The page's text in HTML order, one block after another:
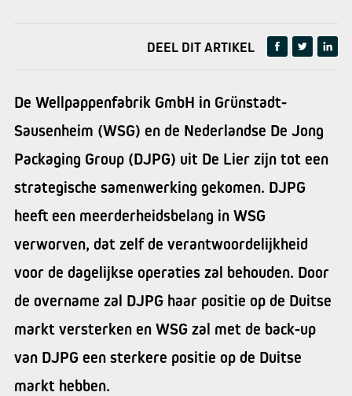
DEEL DIT ARTIKEL
De Wellpappenfabrik GmbH in Grünstadt-
Sausenheim (WSG) en de Nederlandse De Jong
Packaging Group (DJPG) uit De Lier zijn tot een
strategische samenwerking gekomen. DJPG
heeft een meerderheidsbelang in WSG
verworven, dat zelf de verantwoordelijkheid
voor de dagelijkse operaties zal behouden. Door
de overname zal DJPG haar positie op de Duitse
markt versterken en WSG zal met de back-up
van DJPG een sterkere positie op de Duitse
markt hebben.